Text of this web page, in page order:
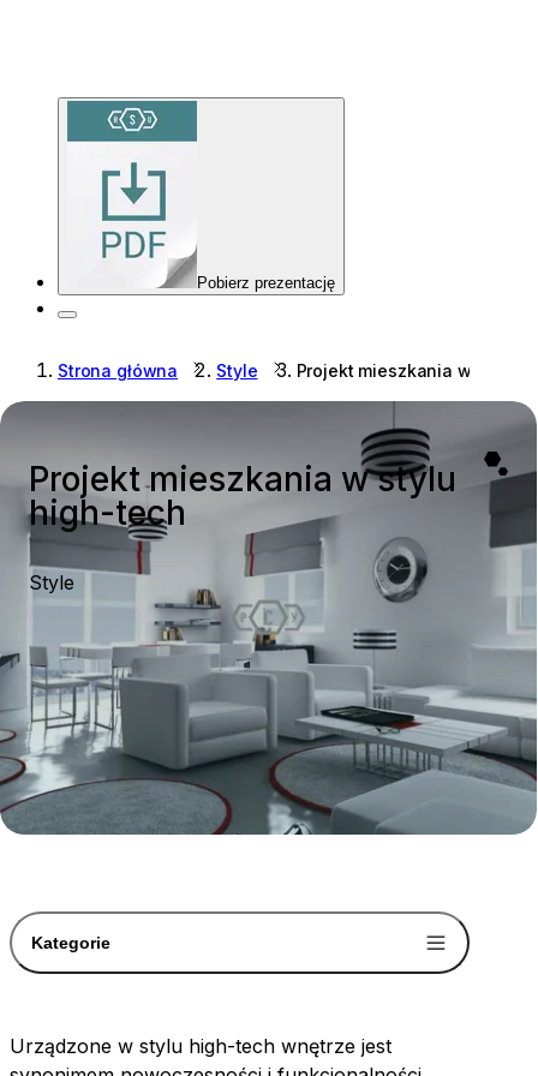
Pobierz prezentację
Strona główna Style Projekt mieszkania w stylu
Projekt mieszkania w stylu
high-tech
Style
Kategorie
Urządzone w stylu high-tech wnętrze jest